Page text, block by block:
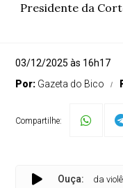
Presidente da
03/12/2025 às 16h17
Por: Gazeta do Bico
Compartilhe:
Ouça:
destaca gravidade da